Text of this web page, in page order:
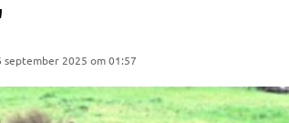
september 2025 om 01:57